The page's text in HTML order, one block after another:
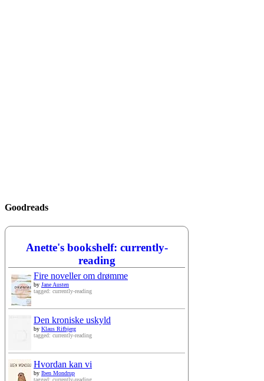
Goodreads
Anette's bookshelf: currently-
reading
Fire noveller om drømme
by Jane Austen
tagged: currently-reading
Den kroniske uskyld
by Klaus Rifbjerg
tagged: currently-reading
Hvordan kan vi
by Iben Mondrup